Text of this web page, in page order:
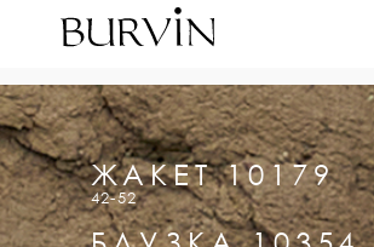
ЖАКЕТ 10179
42-52